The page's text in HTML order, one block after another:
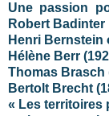
Une passion
Robert Badinter
Henri Bernstein
Hélène Berr
Thomas Brasch
Bertolt Brecht
« Les territoires